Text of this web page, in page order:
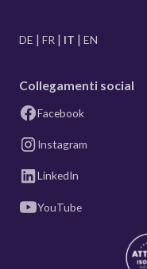
DE FR IT EN
Collegamenti social
Facebook
Instagram
LinkedIn
YouTube